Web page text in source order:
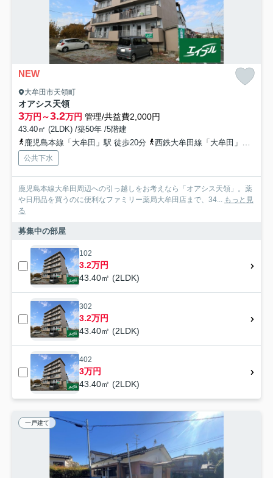
NEW
大牟田市天領町
オアシス天領
3万円～3.2万円 管理/共益費2,000円
43.40㎡ (2LDK) /築50年 /5階建
鹿児島本線「大牟田」駅 徒歩20分
西鉄大牟田線「大牟田」駅 徒歩20分
公共下水
鹿児島本線大牟田周辺への引っ越しをお考えなら「オアシス天領」。薬
や日用品を買うのに便利なファミリー薬局大牟田店まで、34... もっと見
る
募集中の部屋
102
3.2万円
43.40㎡ (2LDK)
302
3.2万円
43.40㎡ (2LDK)
402
3万円
43.40㎡ (2LDK)
一戸建て